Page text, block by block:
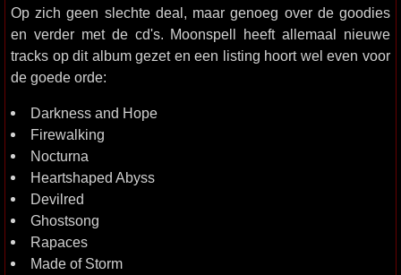
Op zich geen slechte deal, maar genoeg over de goodies
en verder met de cd's. Moonspell heeft allemaal nieuwe
tracks op dit album gezet en een listing hoort wel even voor
de goede orde:
Darkness and Hope
Firewalking
Nocturna
Heartshaped Abyss
Devilred
Ghostsong
Rapaces
Made of Storm